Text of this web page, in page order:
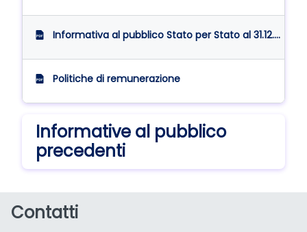
Informativa al pubblico Stato per Stato al 31.12.2025
Politiche di remunerazione
Informative al pubblico
precedenti
Contatti